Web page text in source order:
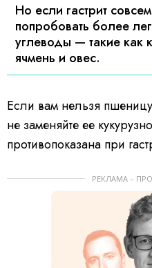
Но если гастрит
попробовать более
углеводы — такие как
ячмень и овес.
Если вам нельзя
не заменяйте ее
противопоказана при
РЕКЛАМА –